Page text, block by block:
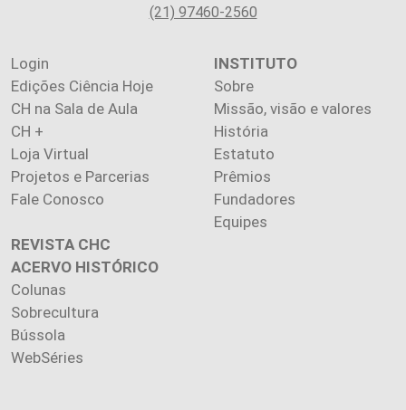
(21) 97460-2560
Login
Edições Ciência Hoje
CH na Sala de Aula
CH +
Loja Virtual
Projetos e Parcerias
Fale Conosco
INSTITUTO
Sobre
Missão, visão e valores
História
Estatuto
Prêmios
Fundadores
Equipes
REVISTA CHC
ACERVO HISTÓRICO
Colunas
Sobrecultura
Bússola
WebSéries